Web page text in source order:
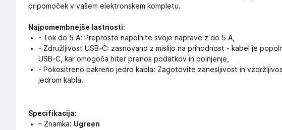
pripomoček v vašem elektronskem kompletu.
Najpomembnejše lastnosti:
- Tok do 5 A: Preprosto napolnite svoje naprave z do 5 A,
- Združljivost USB-C: zasnovano z mislijo na prihodnost - kabel je
USB-C, kar omogoča hiter prenos podatkov in polnjenje,
- Pokositreno bakreno jedro kabla: Zagotovite zanesljivost in
jedrom kabla.
Specifikacija:
– Znamka: Ugreen